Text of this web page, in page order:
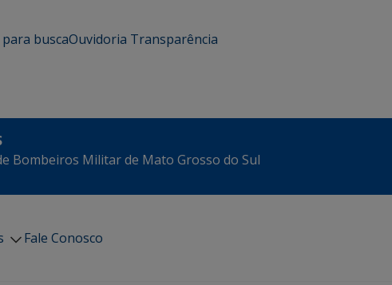
buscaOuvidoria Transparência
Bombeiros Militar de Mato Grosso do Sul
Fale Conosco